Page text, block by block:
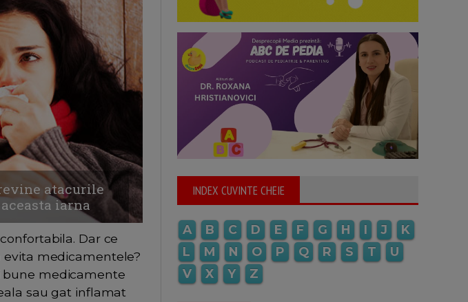
atacurile
iarna
Dar ce
medicamentele?
medicamente
sau gat inflamat
INDEX CUVINTE CHEIE
A B C D E F G H I J
K
L
M N O P Q R S T
U
V
X Y Z